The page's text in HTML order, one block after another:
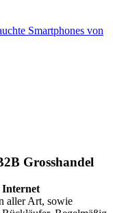
Smartphones von
Grosshandel
Internet
aller Art, sowie